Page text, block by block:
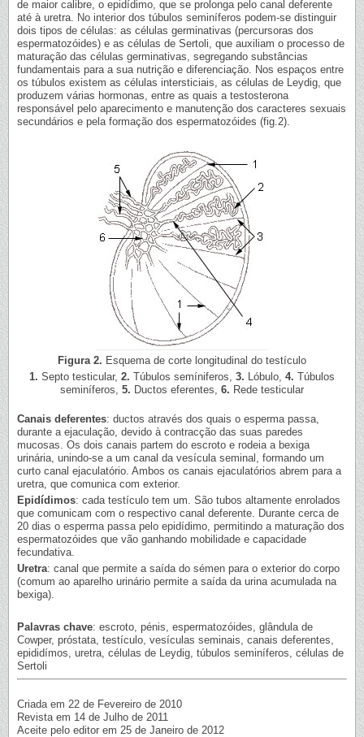
de maior calibre, o epidídimo, que se prolonga pelo canal deferente
até à uretra. No interior dos túbulos seminíferos podem-se distinguir
dois tipos de células: as células germinativas (percursoras dos
espermatozóides) e as células de Sertoli, que auxiliam o processo de
maturação das células germinativas, segregando substâncias
fundamentais para a sua nutrição e diferenciação. Nos espaços entre
os túbulos existem as células intersticiais, as células de Leydig, que
produzem várias hormonas, entre as quais a testosterona
responsável pelo aparecimento e manutenção dos caracteres sexuais
secundários e pela formação dos espermatozóides (fig.2).
Figura 2. Esquema de corte longitudinal do testículo
1. Septo testicular, 2. Túbulos semíniferos, 3. Lóbulo, 4. Túbulos
seminíferos, 5. Ductos eferentes, 6. Rede testicular
Canais deferentes: ductos através dos quais o esperma passa,
durante a ejaculação, devido à contracção das suas paredes
mucosas. Os dois canais partem do escroto e rodeia a bexiga
urinária, unindo-se a um canal da vesícula seminal, formando um
curto canal ejaculatório. Ambos os canais ejaculatórios abrem para a
uretra, que comunica com exterior.
Epidídimos: cada testículo tem um. São tubos altamente enrolados
que comunicam com o respectivo canal deferente. Durante cerca de
20 dias o esperma passa pelo epidídimo, permitindo a maturação dos
espermatozóides que vão ganhando mobilidade e capacidade
fecundativa.
Uretra: canal que permite a saída do sémen para o exterior do corpo
(comum ao aparelho urinário permite a saída da urina acumulada na
bexiga).
Palavras chave: escroto, pénis, espermatozóides, glândula de
Cowper, próstata, testículo, vesículas seminais, canais deferentes,
epididímos, uretra, células de Leydig, túbulos seminíferos, células de
Sertoli
Criada em 22 de Fevereiro de 2010
Revista em 14 de Julho de 2011
Aceite pelo editor em 25 de Janeiro de 2012